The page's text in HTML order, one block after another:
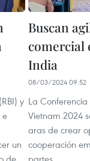
y
e
un
de
Buscan
comercial
India
08/03/2024 09:52
La
Vietnam 2024
aras de crear
cooperación
partes.